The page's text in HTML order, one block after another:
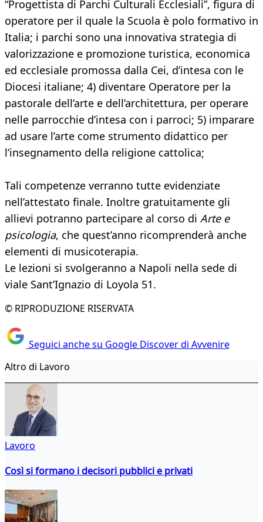
“Progettista di Parchi Culturali Ecclesiali”, figura di
operatore per il quale la Scuola è polo formativo in
Italia; i parchi sono una innovativa strategia di
valorizzazione e promozione turistica, economica
ed ecclesiale promossa dalla Cei, d’intesa con le
Diocesi italiane; 4) diventare Operatore per la
pastorale dell’arte e dell’architettura, per operare
nelle parrocchie d’intesa con i parroci; 5) imparare
ad usare l’arte come strumento didattico per
l’insegnamento della religione cattolica;
Tali competenze verranno tutte evidenziate
nell’attestato finale. Inoltre gratuitamente gli
allievi potranno partecipare al corso di Arte e
psicologia, che quest’anno ricomprenderà anche
elementi di musicoterapia.
Le lezioni si svolgeranno a Napoli nella sede di
viale Sant’Ignazio di Loyola 51.
© RIPRODUZIONE RISERVATA
Seguici anche su Google Discover di Avvenire
Altro di Lavoro
Lavoro
Così si formano i decisori pubblici e privati